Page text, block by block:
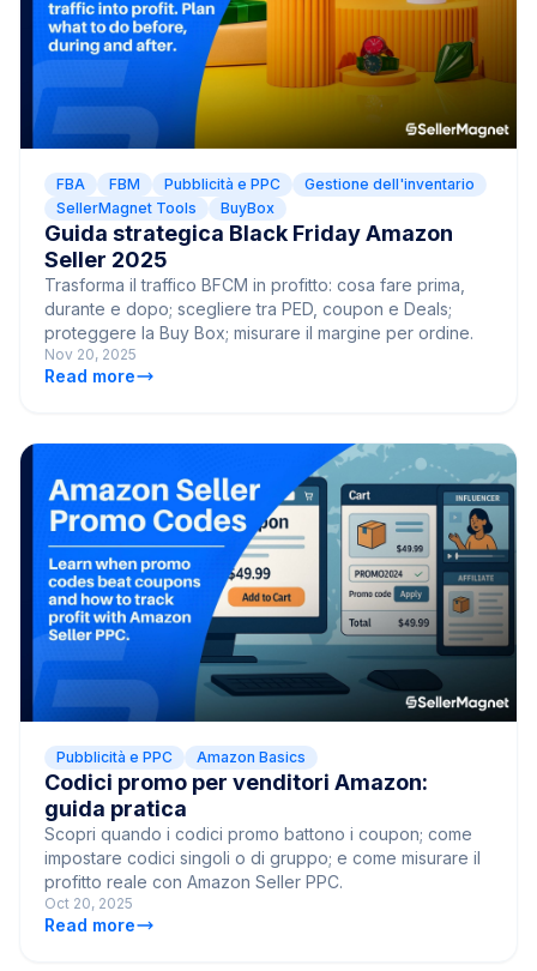
FBA FBM Pubblicità e PPC
Gestione dell'inventario
SellerMagnet Tools
BuyBox
Guida strategica Black Friday Amazon
Seller 2025
Trasforma il traffico BFCM in profitto: cosa fare prima,
durante e dopo; scegliere tra PED, coupon e Deals;
proteggere la Buy Box; misurare il margine per ordine.
Nov 20, 2025
Read more
Pubblicità e PPC Amazon Basics
Codici promo per venditori Amazon:
guida pratica
Scopri quando i codici promo battono i coupon; come
impostare codici singoli o di gruppo; e come misurare il
profitto reale con Amazon Seller PPC.
Oct 20, 2025
Read more